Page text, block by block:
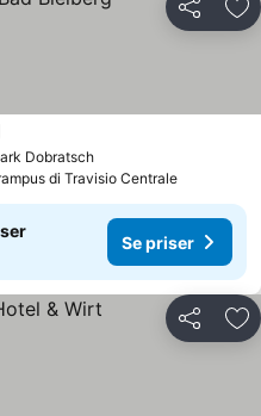
Dela
DobratschSe priser
di Travisio Centrale
Se priser
Dela